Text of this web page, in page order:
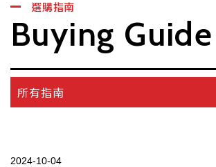
選購指南
Buying Guide
所有指南
2024-10-04